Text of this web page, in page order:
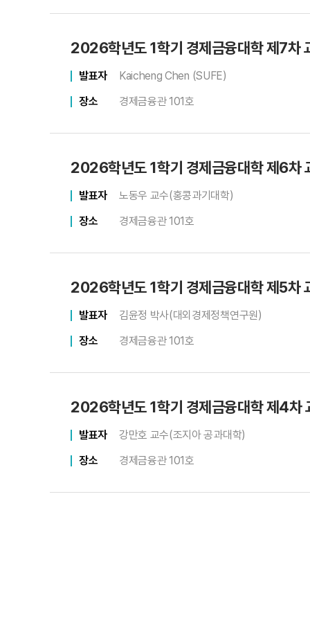
2026학년도 1학기 경제금융대학 제7차
발표자
Kaicheng Chen (SUFE)
장소
경제금융관 101호
2026학년도 1학기 경제금융대학 제6차
발표자
노동우 교수(홍콩과기대학)
장소
경제금융관 101호
2026학년도 1학기 경제금융대학 제5차
발표자
김윤정 박사(대외경제정책연구원)
장소
경제금융관 101호
2026학년도 1학기 경제금융대학 제4차
발표자
강만호 교수(조지아 공과대학)
장소
경제금융관 101호